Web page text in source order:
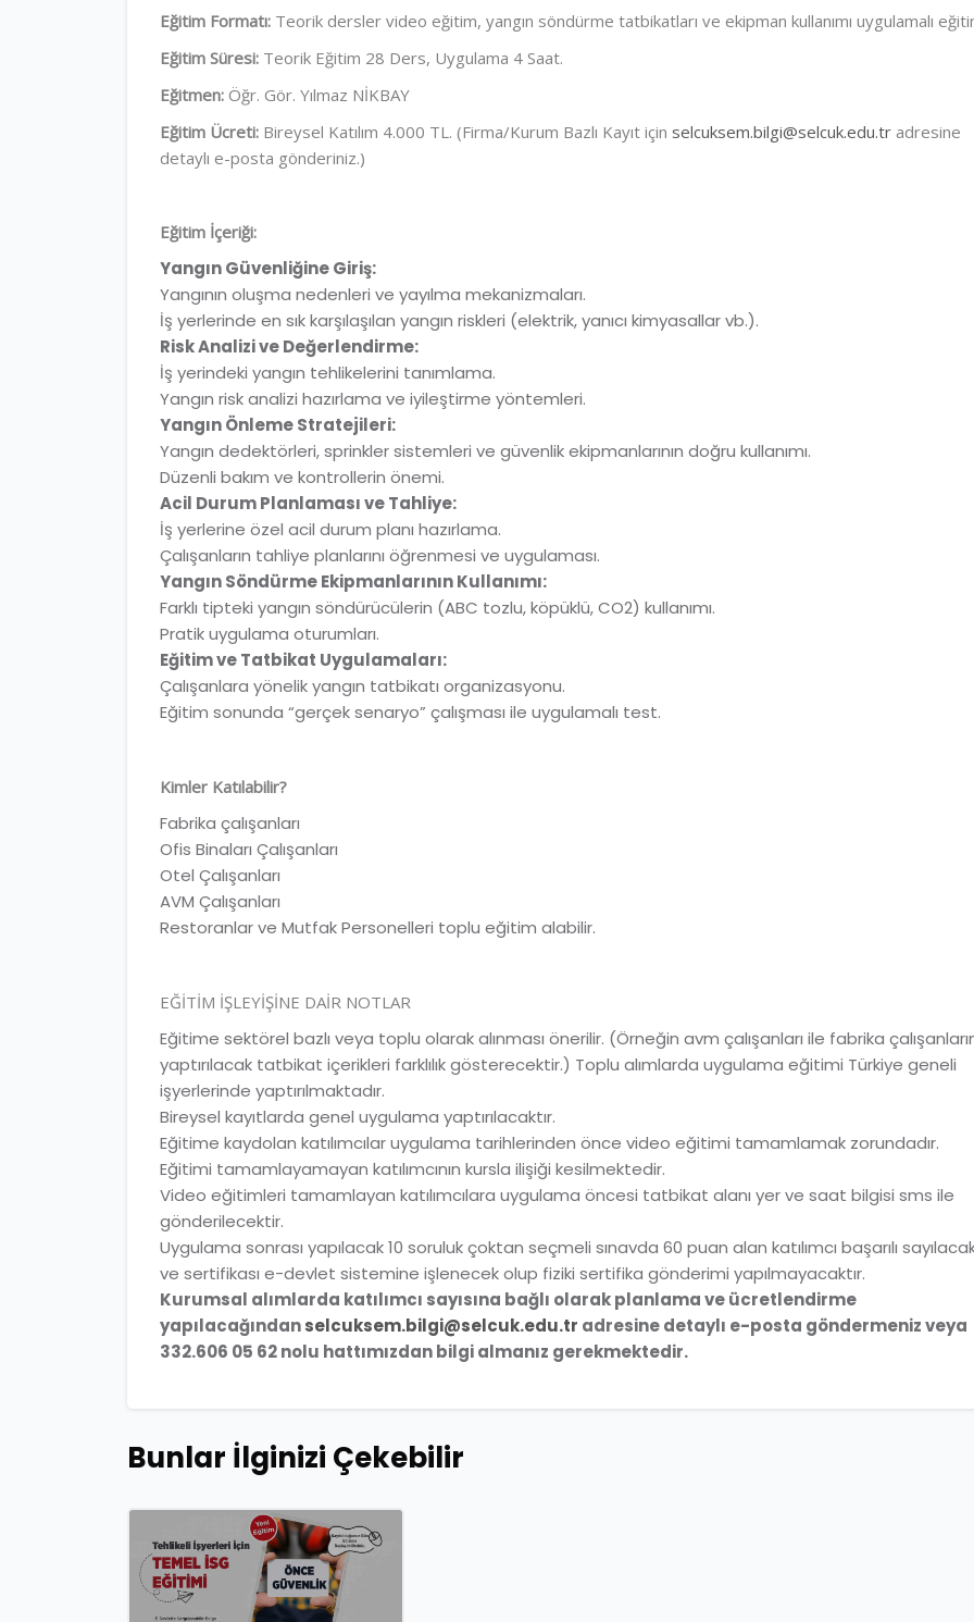
Eğitim Formatı: Teorik dersler video eğitim, yangın söndürme tatbikatları ve ekipman kullanımı uygulamalı
Eğitim Süresi: Teorik Eğitim 28 Ders, Uygulama 4 Saat.
Eğitmen: Öğr. Gör. Yılmaz NİKBAY
Eğitim Ücreti: Bireysel Katılım 4.000 TL. (Firma/Kurum Bazlı Kayıt için selcuksem.bilgi@selcuk.edu.tr adresine
detaylı e-posta gönderiniz.)
Eğitim İçeriği:
Yangın Güvenliğine Giriş:
Yangının oluşma nedenleri ve yayılma mekanizmaları.
İş yerlerinde en sık karşılaşılan yangın riskleri (elektrik, yanıcı kimyasallar vb.).
Risk Analizi ve Değerlendirme:
İş yerindeki yangın tehlikelerini tanımlama.
Yangın risk analizi hazırlama ve iyileştirme yöntemleri.
Yangın Önleme Stratejileri:
Yangın dedektörleri, sprinkler sistemleri ve güvenlik ekipmanlarının doğru kullanımı.
Düzenli bakım ve kontrollerin önemi.
Acil Durum Planlaması ve Tahliye:
İş yerlerine özel acil durum planı hazırlama.
Çalışanların tahliye planlarını öğrenmesi ve uygulaması.
Yangın Söndürme Ekipmanlarının Kullanımı:
Farklı tipteki yangın söndürücülerin (ABC tozlu, köpüklü, CO2) kullanımı.
Pratik uygulama oturumları.
Eğitim ve Tatbikat Uygulamaları:
Çalışanlara yönelik yangın tatbikatı organizasyonu.
Eğitim sonunda “gerçek senaryo” çalışması ile uygulamalı test.
Kimler Katılabilir?
Fabrika çalışanları
Ofis Binaları Çalışanları
Otel Çalışanları
AVM Çalışanları
Restoranlar ve Mutfak Personelleri toplu eğitim alabilir.
EĞİTİM İŞLEYİŞİNE DAİR NOTLAR
Eğitime sektörel bazlı veya toplu olarak alınması önerilir. (Örneğin avm çalışanları ile fabrika
yaptırılacak tatbikat içerikleri farklılık gösterecektir.) Toplu alımlarda uygulama eğitimi Türkiye geneli
işyerlerinde yaptırılmaktadır.
Bireysel kayıtlarda genel uygulama yaptırılacaktır.
Eğitime kaydolan katılımcılar uygulama tarihlerinden önce video eğitimi tamamlamak zorundadır.
Eğitimi tamamlayamayan katılımcının kursla ilişiği kesilmektedir.
Video eğitimleri tamamlayan katılımcılara uygulama öncesi tatbikat alanı yer ve saat bilgisi sms ile
gönderilecektir.
Uygulama sonrası yapılacak 10 soruluk çoktan seçmeli sınavda 60 puan alan katılımcı başarılı
ve sertifikası e-devlet sistemine işlenecek olup fiziki sertifika gönderimi yapılmayacaktır.
Kurumsal alımlarda katılımcı sayısına bağlı olarak planlama ve ücretlendirme
yapılacağındanselcuksem.bilgi@selcuk.edu.tr adresine detaylı e-posta göndermeniz veya
332.606 05 62 nolu hattımızdan bilgi almanız gerekmektedir.
Bunlar İlginizi Çekebilir